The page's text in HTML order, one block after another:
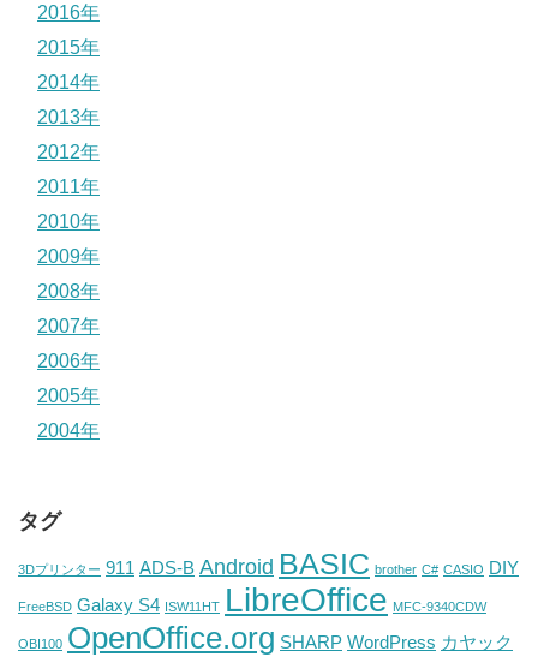
2016年
2015年
2014年
2013年
2012年
2011年
2010年
2009年
2008年
2007年
2006年
2005年
2004年
タグ
3Dプリンター 911 ADS-B Android BASIC brother C# CASIO DIY
FreeBSD Galaxy S4 ISW11HT LibreOffice MFC-9340CDW
OBI100 OpenOffice.org SHARP WordPress カヤック